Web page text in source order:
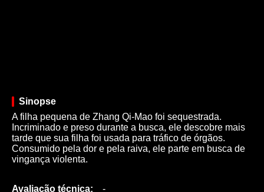
Sinopse
A filha pequena de Zhang Qi-Mao foi sequestrada.
Incriminado e preso durante a busca, ele descobre mais
tarde que sua filha foi usada para tráfico de órgãos.
Consumido pela dor e pela raiva, ele parte em busca de
vingança violenta.
Avaliação técnica:
-